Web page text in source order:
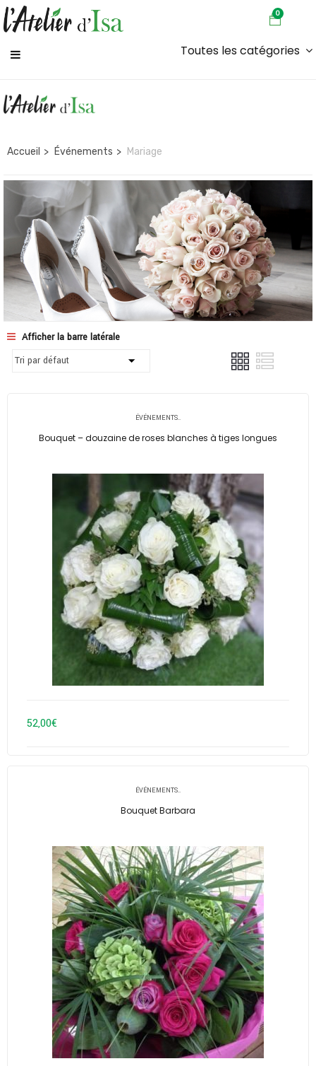
0
Toutes les catégories
Accueil Événements Mariage
Afficher la barre latérale
ÉVÉNEMENTS..
Bouquet – douzaine de roses blanches à tiges longues
52,00€
ÉVÉNEMENTS..
Bouquet Barbara